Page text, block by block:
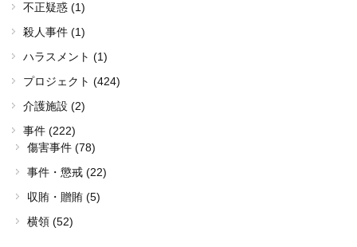
不正疑惑 (1)
殺人事件 (1)
ハラスメント (1)
プロジェクト (424)
介護施設 (2)
事件 (222)
傷害事件 (78)
事件・懲戒 (22)
収賄・贈賄 (5)
横領 (52)